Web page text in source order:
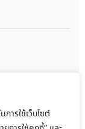
ารใช้เว็บไซต์
วนบุคคล